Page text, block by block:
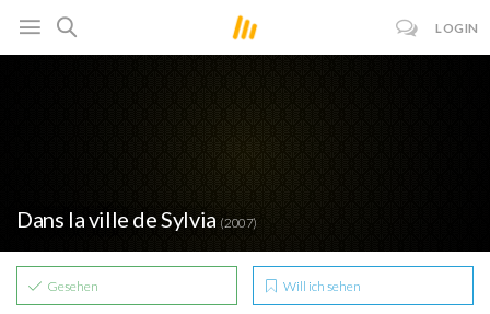
LOGIN
Dans la ville de Sylvia (2007)
Gesehen Will ich sehen